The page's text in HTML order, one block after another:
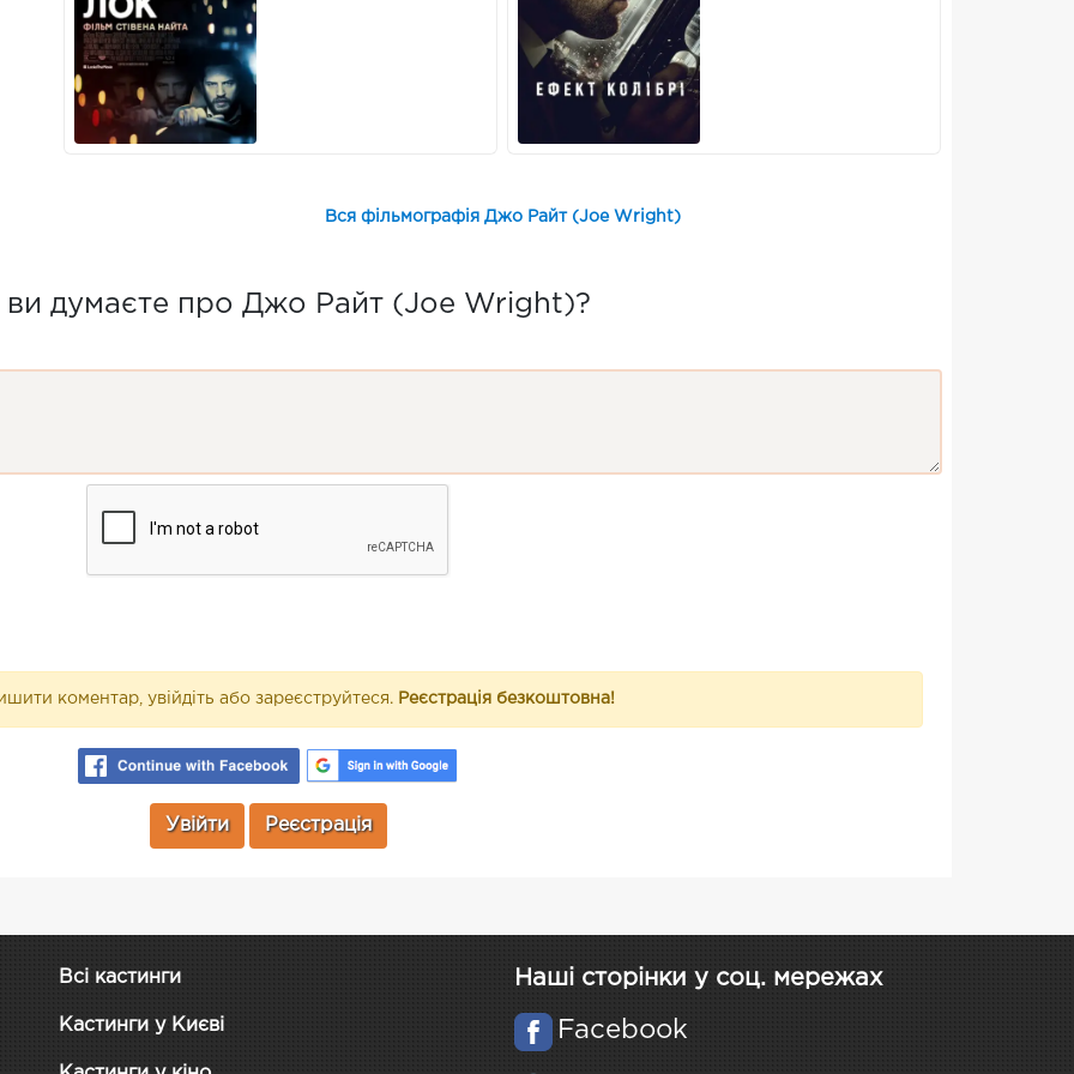
Вся фільмографія Джо Райт (Joe Wright)
думаєте про Джо Райт (Joe Wright)?
коментар, увійдіть або зареєструйтеся. Реєстрація безкоштовна!
Увійти Реєстрація
Всі кастинги
Кастинги у Києві
Наші сторінки у соц. мережах
Facebook